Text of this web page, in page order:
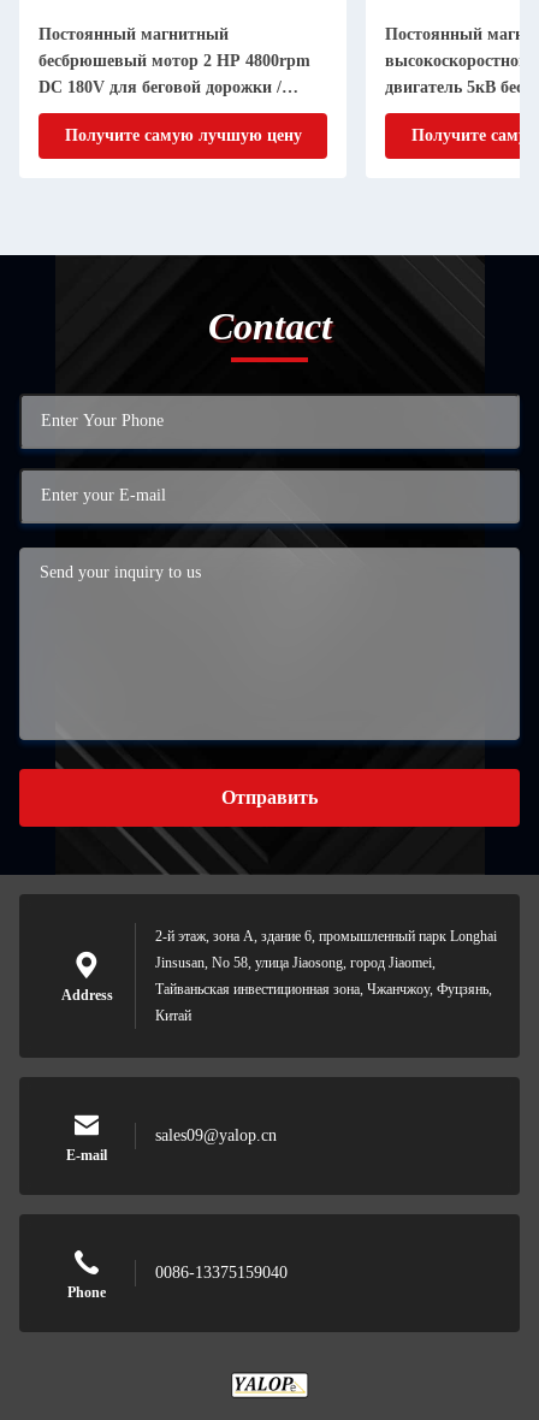
Постоянный магнитный
бесбрюшевый мотор 2 HP 4800rpm
DC 180V для беговой дорожки /
беговой машины
Получите самую лучшую цену
Постоянный
высокоскоростной
двигатель 5кВ
двигатель для
транспорта
Получите
Contact
Отправить
Address
2-й этаж, зона А, здание 6, промышленный парк Longhai
Jinsusan, No 58, улица Jiaosong, город Jiaomei,
Тайваньская инвестиционная зона, Чжанчжоу, Фуцзянь,
Китай
E-mail
sales09@yalop.cn
Phone
0086-13375159040